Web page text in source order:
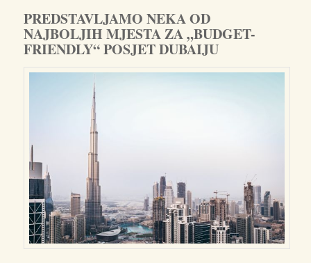
PREDSTAVLJAMO NEKA OD
NAJBOLJIH MJESTA ZA „BUDGET-
FRIENDLY“ POSJET DUBAIJU